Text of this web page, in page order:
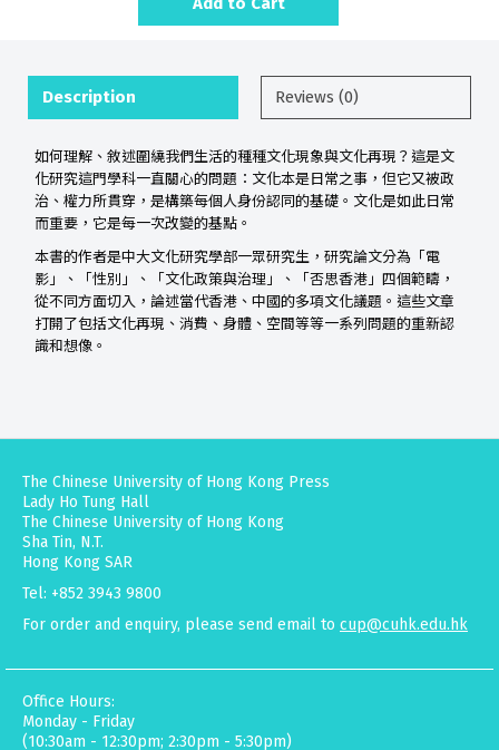
Description Reviews (0)
如何理解、敘述圍繞我們生活的種種文化現象與文化再現？這是文
化研究這門學科一直關心的問題：文化本是日常之事，但它又被政
治、權力所貫穿，是構築每個人身份認同的基礎。文化是如此日常
而重要，它是每一次改變的基點。
本書的作者是中大文化研究學部一眾研究生，研究論文分為「電
影」、「性別」、「文化政策與治理」、「否思香港」四個範疇，
從不同方面切入，論述當代香港、中國的多項文化議題。這些文章
打開了包括文化再現、消費、身體、空間等等一系列問題的重新認
識和想像。
The Chinese University of Hong Kong Press
Lady Ho Tung Hall
The Chinese University of Hong Kong
Sha Tin, N.T.
Hong Kong SAR
Tel: +852 3943 9800
For order and enquiry, please send email to cup@cuhk.edu.hk
Office Hours:
Monday - Friday
(10:30am - 12:30pm; 2:30pm - 5:30pm)